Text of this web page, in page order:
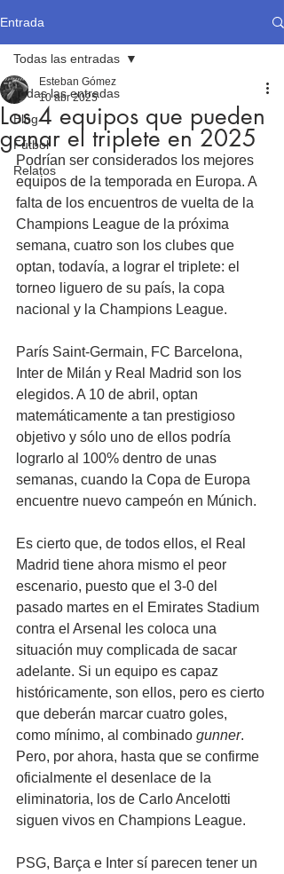
Entrada
Todas las entradas
Blog
Fútbol
Relatos
Todas las entradas
Los 4 equipos que pueden
ganar el triplete en 2025
Esteban Gómez
10 abr 2025
Podrían ser considerados los mejores
equipos de la temporada en Europa. A
falta de los encuentros de vuelta de la
Champions League de la próxima
semana, cuatro son los clubes que
optan, todavía, a lograr el triplete: el
torneo liguero de su país, la copa
nacional y la Champions League.
París Saint-Germain, FC Barcelona,
Inter de Milán y Real Madrid son los
elegidos. A 10 de abril, optan
matemáticamente a tan prestigioso
objetivo y sólo uno de ellos podría
lograrlo al 100% dentro de unas
semanas, cuando la Copa de Europa
encuentre nuevo campeón en Múnich.
Es cierto que, de todos ellos, el Real
Madrid tiene ahora mismo el peor
escenario, puesto que el 3-0 del
pasado martes en el Emirates Stadium
contra el Arsenal les coloca una
situación muy complicada de sacar
adelante. Si un equipo es capaz
históricamente, son ellos, pero es cierto
que deberán marcar cuatro goles,
como mínimo, al combinado gunner.
Pero, por ahora, hasta que se confirme
oficialmente el desenlace de la
eliminatoria, los de Carlo Ancelotti
siguen vivos en Champions League.
PSG, Barça e Inter sí parecen tener un